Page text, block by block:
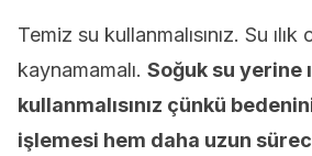
Temiz su kullanmalısınız. Su ılık
kaynamamalı. Soğuk su yerine
kullanmalısınız çünkü
işlemesi hem daha uzun